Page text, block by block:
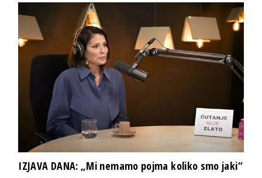
IZJAVA DANA: „Mi nemamo pojma koliko smo jaki“